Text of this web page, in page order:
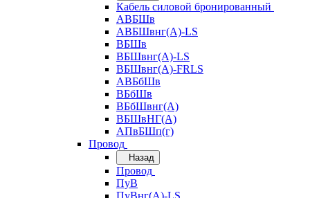
Кабель силовой бронированный
АВБШв
АВБШвнг(А)-LS
ВБШв
ВБШвнг(А)-LS
ВБШвнг(А)-FRLS
АВБбШв
ВБбШв
ВБбШвнг(А)
ВБШвНГ(А)
АПвБШп(г)
Провод
Назад
Провод
ПуВ
ПуВнг(А)-LS